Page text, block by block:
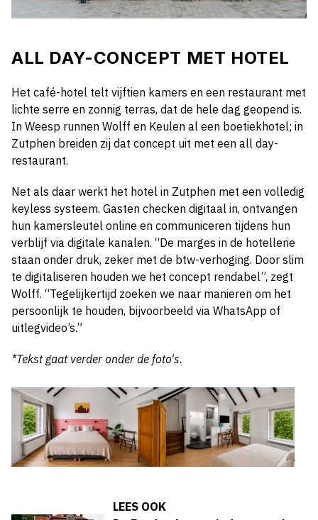
ALL DAY-CONCEPT MET HOTEL
Het café-hotel telt vijftien kamers en een restaurant met
lichte serre en zonnig terras, dat de hele dag geopend is.
In Weesp runnen Wolff en Keulen al een boetiekhotel; in
Zutphen breiden zij dat concept uit met een all day-
restaurant.
Net als daar werkt het hotel in Zutphen met een volledig
keyless systeem. Gasten checken digitaal in, ontvangen
hun kamersleutel online en communiceren tijdens hun
verblijf via digitale kanalen. “De marges in de hotellerie
staan onder druk, zeker met de btw-verhoging. Door slim
te digitaliseren houden we het concept rendabel”, zegt
Wolff. “Tegelijkertijd zoeken we naar manieren om het
persoonlijk te houden, bijvoorbeeld via WhatsApp of
uitlegvideo’s.”
*Tekst gaat verder onder de foto's.
LEES OOK